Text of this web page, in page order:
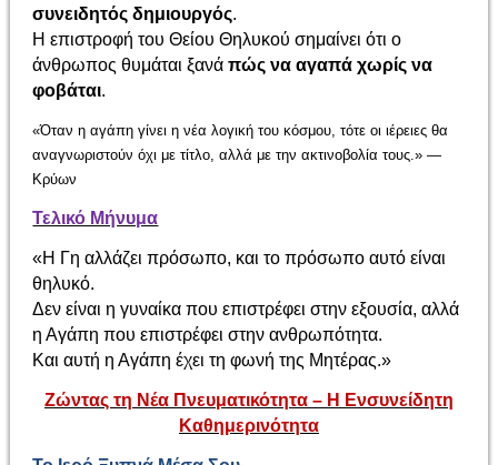
συνειδητός δημιουργός.
Η επιστροφή του Θείου Θηλυκού σημαίνει ότι ο
άνθρωπος θυμάται ξανάπώς να αγαπά χωρίς να
φοβάται.
«Όταν η αγάπη γίνει η νέα λογική του κόσμου, τότε οι ιέρειες θα
αναγνωριστούν όχι με τίτλο, αλλά με την ακτινοβολία τους.» —
Κρύων
Τελικό Μήνυμα
«Η Γη αλλάζει πρόσωπο, και το πρόσωπο αυτό είναι
θηλυκό.
Δεν είναι η γυναίκα που επιστρέφει στην εξουσία, αλλά
η Αγάπη που επιστρέφει στην ανθρωπότητα.
Και αυτή η Αγάπη έχει τη φωνή της Μητέρας.»
Ζώντας τη Νέα Πνευματικότητα – Η Ενσυνείδητη
Καθημερινότητα